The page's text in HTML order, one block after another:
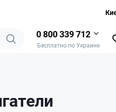
0 800 339 712
Бесплатно по Украине